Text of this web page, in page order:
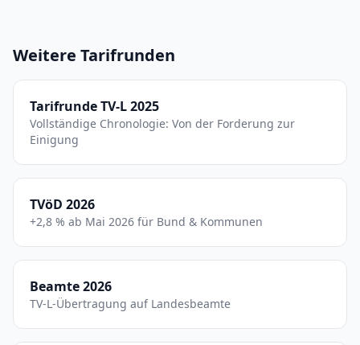
Weitere Tarifrunden
Tarifrunde TV-L 2025
Vollständige Chronologie: Von der Forderung zur
Einigung
TVöD 2026
+2,8 % ab Mai 2026 für Bund & Kommunen
Beamte 2026
TV-L-Übertragung auf Landesbeamte